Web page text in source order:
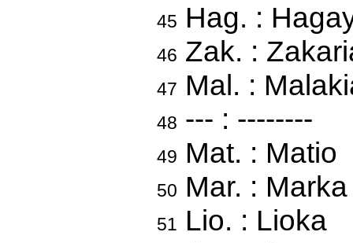
45 Hag. :
46 Zak. :
47 Mal. :
48 --- : --------
49 Mat. : Matio
50 Mar. : Marka
51 Lio. : Lioka